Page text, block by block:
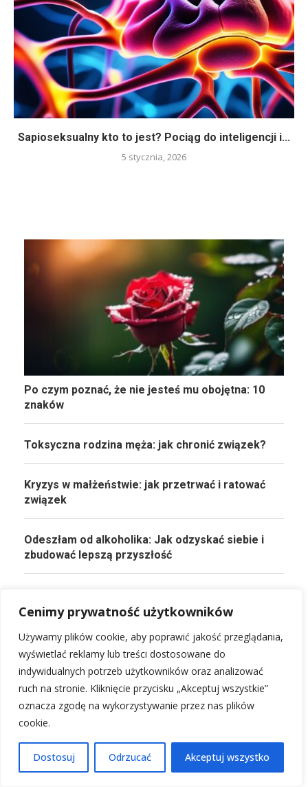
Cenimy prywatność użytkowników
Używamy plików cookie, aby poprawić jakość przeglądania,
wyświetlać reklamy lub treści dostosowane do
indywidualnych potrzeb użytkowników oraz analizować
ruch na stronie. Kliknięcie przycisku „Akceptuj wszystkie”
oznacza zgodę na wykorzystywanie przez nas plików
cookie.
Dostosuj Odrzucać Akceptuj wszystko
Sapioseksualny kto to jest? Pociąg do inteligencji i...
5 stycznia, 2026
Po czym poznać, że nie jesteś mu obojętna: 10
znaków
Toksyczna rodzina męża: jak chronić związek?
Kryzys w małżeństwie: jak przetrwać i ratować
związek
Odeszłam od alkoholika: Jak odzyskać siebie i
zbudować lepszą przyszłość
na zdrowszy dom
PRZECZYTAJ KONIECZNIE!
Strój piłkarski dla dziewczynki: wybierz idealny
komplet dla młodej zawodniczki
20 stycznia, 2026